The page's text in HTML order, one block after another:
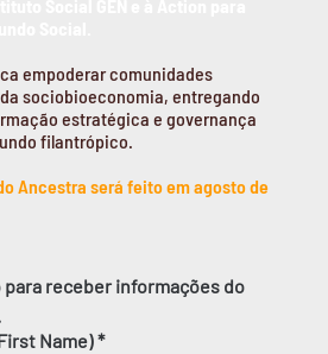
empoderar comunidades
sociobioeconomia, entregando
estratégica e governança
filantrópico.
Ancestra será feito em agosto de
para receber informações do
Name) *